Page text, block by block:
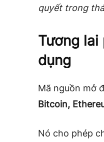
quyết trong
Tương
dụng
Mã nguồn mở
Bitcoin,
Nó cho phép